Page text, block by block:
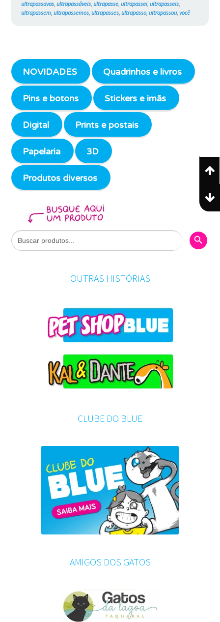
ultrapassavas, ultrapassáveis, ultrapasse, ultrapassei, ultrapasseis,
ultrapassem, ultrapassemos, ultrapasses, ultrapasso, ultrapassou, você
NOVIDADES Quadrinhos e livros
Pins e botons Stickers e imãs
Digital Prints e postais
Papelaria 3D
Produtos diversos
Search
for:
Search
OUTRAS HISTÓRIAS
CLUBE DO BLUE
AMIGOS DOS GATOS